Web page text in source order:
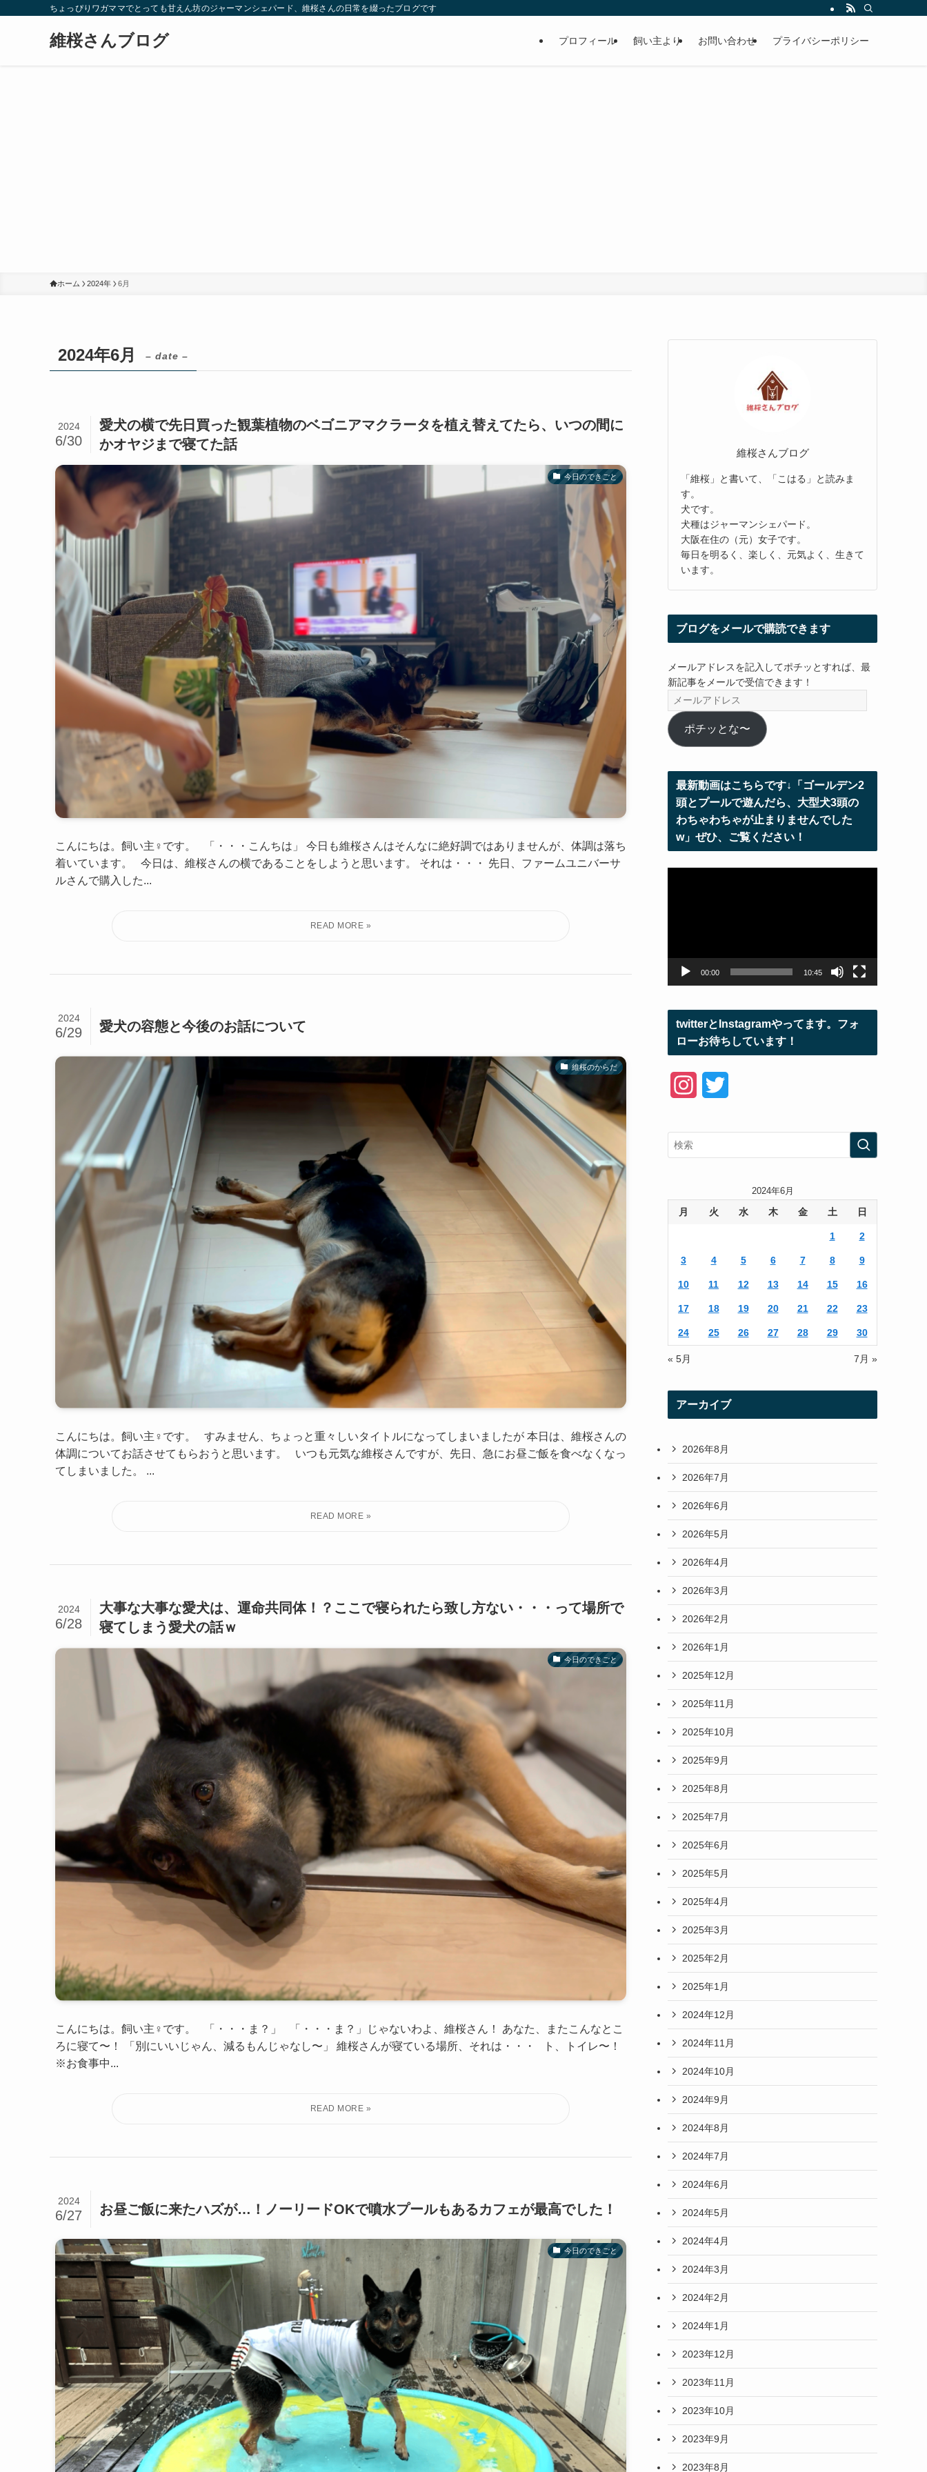
ちょっぴりワガママでとっても甘えん坊のジャーマンシェパード、維桜さんの日常を綴ったブログです
維桜さんブログ プロフィール 飼い主より お問い合わせ プライバシーポリシー
ホーム 2024年 6月
2024年6月 – date –
愛犬の横で先日買った観葉植物のベゴニアマクラータを植え替えてたら、いつの間に
かオヤジまで寝てた話
2024
6/30
今日のできごと
こんにちは。飼い主♀です。 「・・・こんちは」 今日も維桜さんはそんなに絶好調ではありませんが、体調は落ち
着いています。 今日は、維桜さんの横であることをしようと思います。 それは・・・ 先日、ファームユニバーサ
ルさんで購入した...
愛犬の容態と今後のお話について
2024
6/29
維桜のからだ
こんにちは。飼い主♀です。 すみません、ちょっと重々しいタイトルになってしまいましたが 本日は、維桜さんの
体調についてお話させてもらおうと思います。 いつも元気な維桜さんですが、先日、急にお昼ご飯を食べなくなっ
てしまいました。 ...
大事な大事な愛犬は、運命共同体！？ここで寝られたら致し方ない・・・って場所で
寝てしまう愛犬の話ｗ
2024
6/28
今日のできごと
こんにちは。飼い主♀です。 「・・・ま？」 「・・・ま？」じゃないわよ、維桜さん！ あなた、またこんなとこ
ろに寝て〜！ 「別にいいじゃん、減るもんじゃなし〜」 維桜さんが寝ている場所、それは・・・ ト、トイレ〜！
※お食事中...
お昼ご飯に来たハズが…！ノーリードOKで噴水プールもあるカフェが最高でした！
2024
6/27
今日のできごと
維桜さんブログ
「維桜」と書いて、「こはる」と読みま
す。
犬です。
犬種はジャーマンシェパード。
大阪在住の（元）女子です。
毎日を明るく、楽しく、元気よく、生きて
います。
ブログをメールで購読できます
メールアドレスを記入してポチッとすれば、最
新記事をメールで受信できます！
ー
ル
ア
レ
ス
ポチッとな〜
最新動画はこちらです↓「ゴールデン2
頭とプールで遊んだら、大型犬3頭の
わちゃわちゃが止まりませんでした
w」ぜひ、ご覧ください！
00:00 10:45
twitterとInstagramやってます。フォ
ローお待ちしています！
2024年6月
月 火 水 木 金 土 日
1 2
3 4 5 6 7 8 9
10 11 12 13 14 15 16
17 18 19 20 21 22 23
24 25 26 27 28 29 30
« 5月 7月 »
アーカイブ
2026年8月
2026年7月
2026年6月
2026年5月
2026年4月
2026年3月
2026年2月
2026年1月
2025年12月
2025年11月
2025年10月
2025年9月
2025年8月
2025年7月
2025年6月
2025年5月
2025年4月
2025年3月
2025年2月
2025年1月
2024年12月
2024年11月
2024年10月
2024年9月
2024年8月
2024年7月
2024年6月
2024年5月
2024年4月
2024年3月
2024年2月
2024年1月
2023年12月
2023年11月
2023年10月
2023年9月
2023年8月